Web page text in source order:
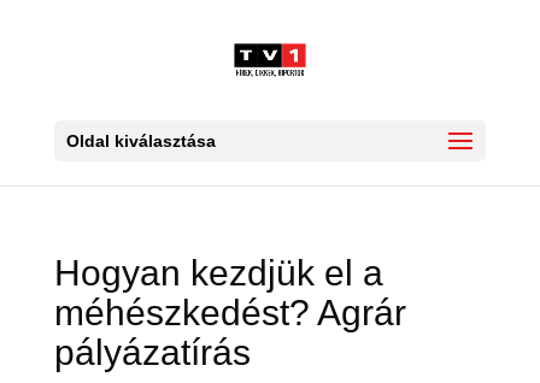
Oldal kiválasztása
Hogyan kezdjük el a
méhészkedést? Agrár
pályázatírás